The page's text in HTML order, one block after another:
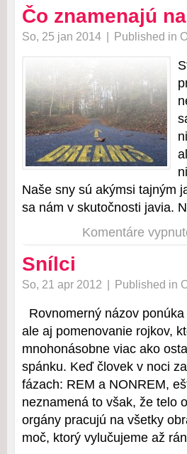
Čo znamenajú
So, 25 jan 2014 | Published in
Naše sny sú akýmsi tajným
sa nám v skutočnosti javia.
Komentáre
Snílci
So, 21 apr 2012 | Published in
Rovnomerný názov
ale aj pomenovanie rojkov,
mnohonásobne viac ako
spánku. Keď človek v noci
fázach: REM a NONREM,
neznamená to však, že telo
orgány pracujú na všetky
moč, ktorý vylučujeme až